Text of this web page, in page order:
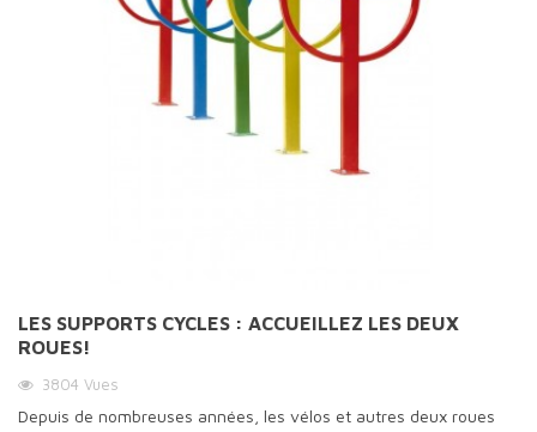
LES SUPPORTS CYCLES : ACCUEILLEZ LES DEUX
ROUES!
3804 Vues
Depuis de nombreuses années, les vélos et autres deux roues